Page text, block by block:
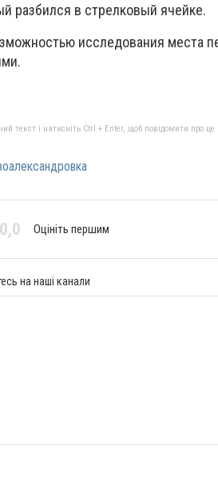
разбился в стрелковый ячейке.
исследования места
текст і натисніть Ctrl + Enter, щоб повідомити про це
0,0 Оцініть першим
на наші канали